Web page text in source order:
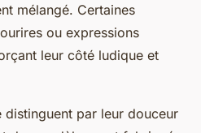
mélangé. Certaines
ou expressions
leur côté ludique et
distinguent par leur douceur